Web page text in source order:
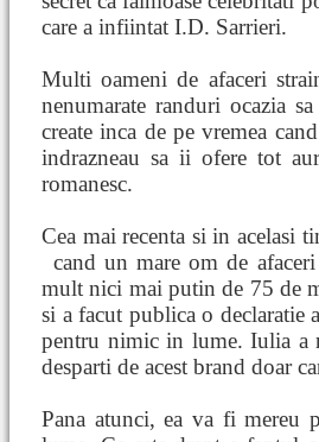
care a infiintat I.D. Sarrieri.
Multi oameni de afaceri
nenumarate randuri ocazia
create inca de pe vremea
indrazneau sa ii ofere tot
romanesc.
Cea mai recenta si in acelasi
cand un mare om de
mult nici mai putin de 75 de
si a facut publica o declaratie
pentru nimic in lume. Iulia a
desparti de acest brand doar
Pana atunci, ea va fi mereu